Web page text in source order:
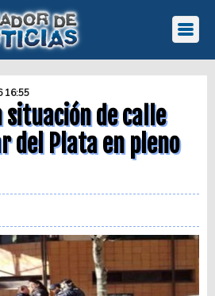
16:55
situación de calle
del Plata en pleno